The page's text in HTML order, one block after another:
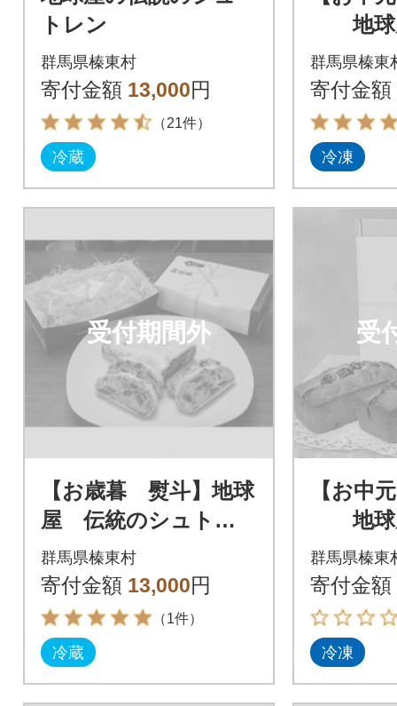
トレン
群馬県榛東村
寄付金額 13,000円
（21件）
冷蔵
地球
ム フ
ンドケ
群馬県榛東
寄付金額
冷凍
受付期間外
【お歳暮 熨斗】地球
屋 伝統のシュトレ
ン
群馬県榛東村
寄付金額 13,000円
（1件）
冷蔵
受
【お中
地球
ム フ
ンドケ
群馬県榛東
寄付金額
冷凍